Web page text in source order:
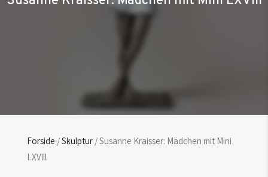
Forside /Skulptur/ Susanne Kraisser: Mädchen mit Mini
LXVlll